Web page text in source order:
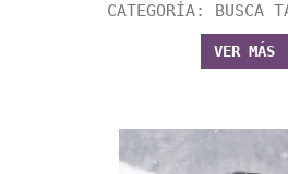
CATEGORÍA: BUSCA
VER MÁS